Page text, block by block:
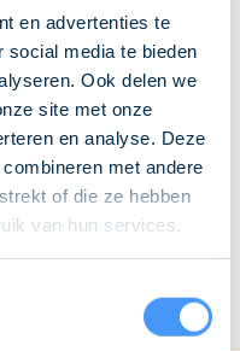
en advertenties te
social media te bieden
Ook delen we
site met onze
en analyse. Deze
met andere
of die ze hebben
van hun services.